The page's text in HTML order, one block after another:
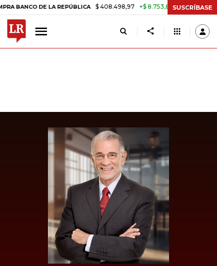
DE LA REPÚBLICA $ 408.498,97 +$ 8.753,81 +2,19% TASA DE
SUSCRÍBASE